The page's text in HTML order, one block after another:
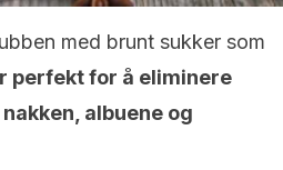
med brunt sukker som
perfekt for å eliminere
albuene og